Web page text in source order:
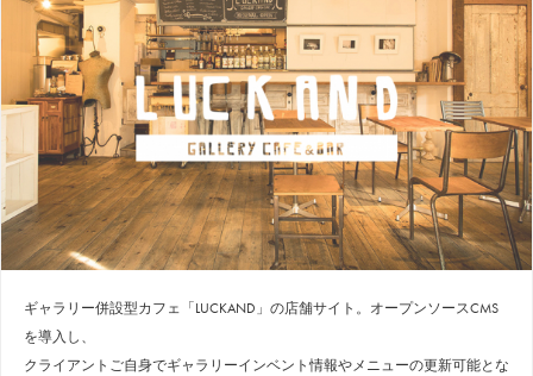
ギャラリー併設型カフェ「LUCKAND」の店舗サイト。オープンソースCMS
を導入し、
クライアントご自身でギャラリーインベント情報やメニューの更新可能とな